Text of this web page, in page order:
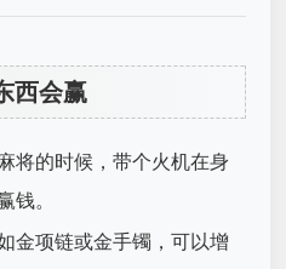
西会赢
将的时候，带个火机在身
钱。
金项链或金手镯，可以增